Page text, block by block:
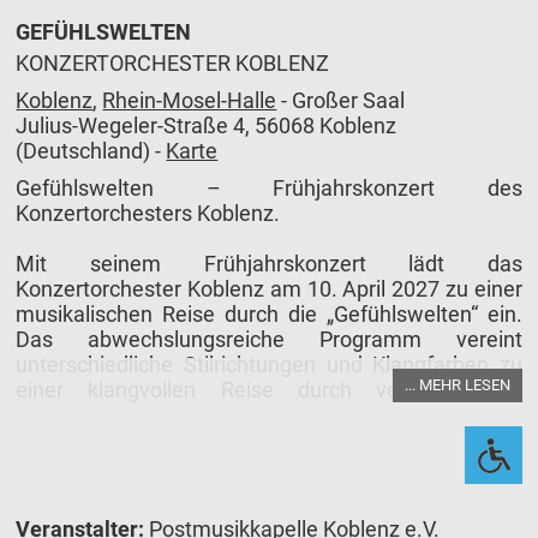
GEFÜHLSWELTEN
KONZERTORCHESTER KOBLENZ
Koblenz, Rhein-Mosel-Halle - Großer Saal
Julius-Wegeler-Straße 4, 56068 Koblenz
(Deutschland) - Karte
Gefühlswelten – Frühjahrskonzert des
Konzertorchesters Koblenz.
Mit seinem Frühjahrskonzert lädt das
Konzertorchester Koblenz am 10. April 2027 zu einer
musikalischen Reise durch die „Gefühlswelten“ ein.
Das abwechslungsreiche Programm vereint
unterschiedliche Stilrichtungen und Klangfarben zu
einer klangvollen Reise durch verschiedenste
nachdenkliche Momente bis hin zu mitreißende
Einen solistischen Höhepunkt des Konzerts bildet
... MEHR LESEN
Veranstalter: Postmusikkapelle Koblenz e.V.